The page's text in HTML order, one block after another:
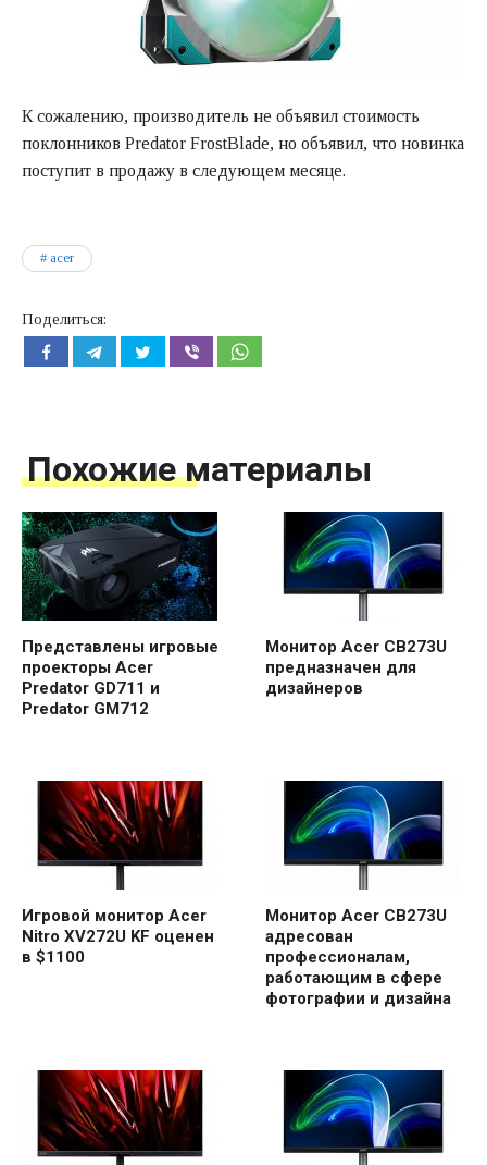
К сожалению, производитель не объявил стоимость
поклонников Predator FrostBlade, но объявил, что новинка
поступит в продажу в следующем месяце.
acer
Поделиться:
Похожие материалы
Представлены игровые
проекторы Acer
Predator GD711 и
Predator GM712
Монитор Acer CB273U
предназначен для
дизайнеров
Игровой монитор Acer
Nitro XV272U KF оценен
в $1100
Монитор Acer CB273U
адресован
профессионалам,
работающим в сфере
фотографии и дизайна